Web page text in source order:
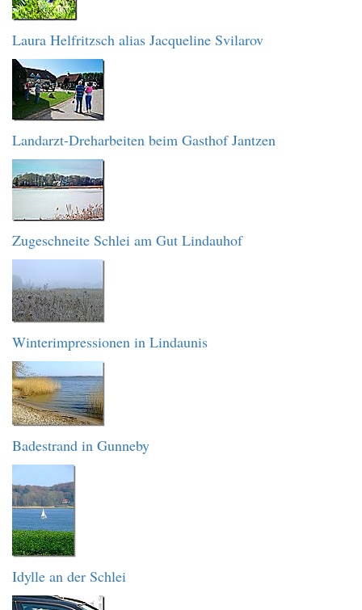
Laura Helfritzsch alias Jacqueline Svilarov
Landarzt-Dreharbeiten beim Gasthof Jantzen
Zugeschneite Schlei am Gut Lindauhof
Winterimpressionen in Lindaunis
Badestrand in Gunneby
Idylle an der Schlei